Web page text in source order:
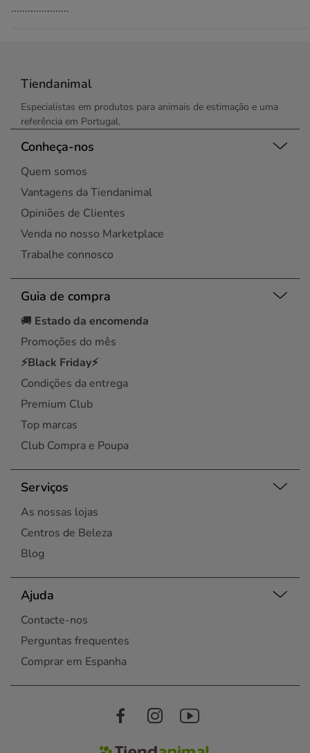
.....................
Tiendanimal
Especialistas em produtos para animais de estimação e uma
referência em Portugal.
Conheça-nos
Quem somos
Vantagens da Tiendanimal
Opiniões de Clientes
Venda no nosso Marketplace
Trabalhe connosco
Guia de compra
🚚 Estado da encomenda
Promoções do mês
⚡Black Friday⚡
Condições da entrega
Premium Club
Top marcas
Club Compra e Poupa
Serviços
As nossas lojas
Centros de Beleza
Blog
Ajuda
Contacte-nos
Perguntas frequentes
Comprar em Espanha